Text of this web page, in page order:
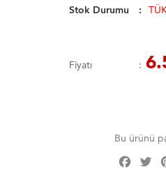
Stok Durumu
Fiyatı
Bu ürünü